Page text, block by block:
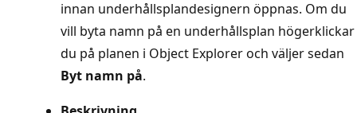
innan underhållsplandesignern öppnas. Om du
vill byta namn på en underhållsplan högerklickar
du på planen i Object Explorer och väljer sedan
Byt namn på.